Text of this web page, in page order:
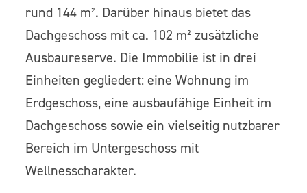
rund 144 m². Darüber hinaus bietet das
Dachgeschoss mit ca. 102 m² zusätzliche
Ausbaureserve. Die Immobilie ist in drei
Einheiten gegliedert: eine Wohnung im
Erdgeschoss, eine ausbaufähige Einheit im
Dachgeschoss sowie ein vielseitig nutzbarer
Bereich im Untergeschoss mit
Wellnesscharakter.